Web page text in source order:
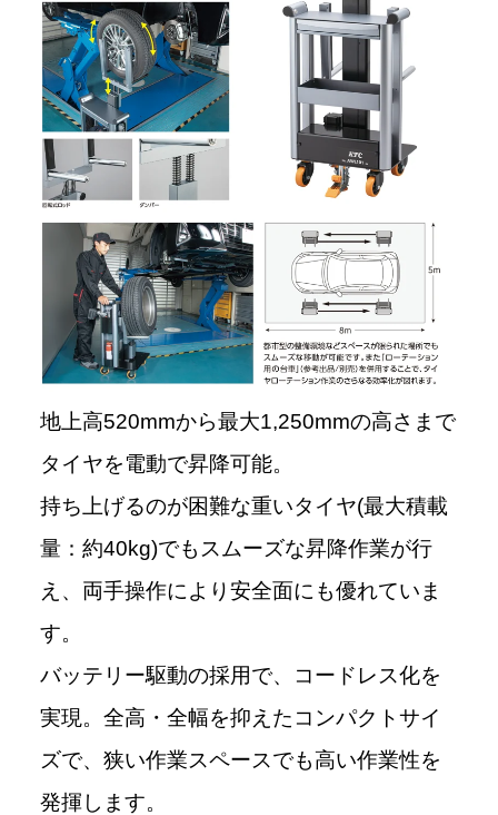
地上高520mmから最大1,250mmの高さまで
タイヤを電動で昇降可能。
持ち上げるのが困難な重いタイヤ(最大積載
量：約40kg)でもスムーズな昇降作業が行
え、両手操作により安全面にも優れていま
す。
バッテリー駆動の採用で、コードレス化を
実現。全高・全幅を抑えたコンパクトサイ
ズで、狭い作業スペースでも高い作業性を
発揮します。